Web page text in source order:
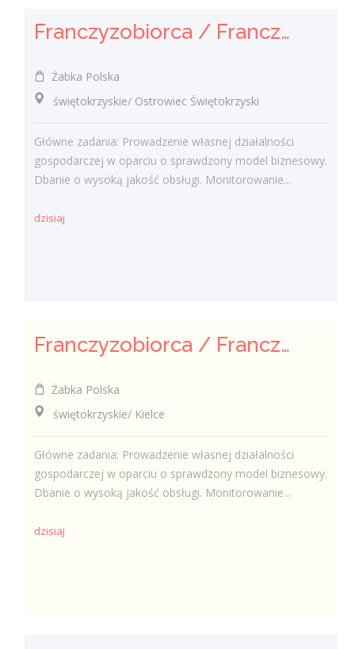
Franczyzobiorca / Franczyzobiorczyni
Żabka Polska
świętokrzyskie/ Ostrowiec Świętokrzyski
Główne zadania: Prowadzenie własnej działalności
gospodarczej w oparciu o sprawdzony model biznesowy.
Dbanie o wysoką jakość obsługi. Monitorowanie...
dzisiaj
Franczyzobiorca / Franczyzobiorczyni
Żabka Polska
świętokrzyskie/ Kielce
Główne zadania: Prowadzenie własnej działalności
gospodarczej w oparciu o sprawdzony model biznesowy.
Dbanie o wysoką jakość obsługi. Monitorowanie...
dzisiaj